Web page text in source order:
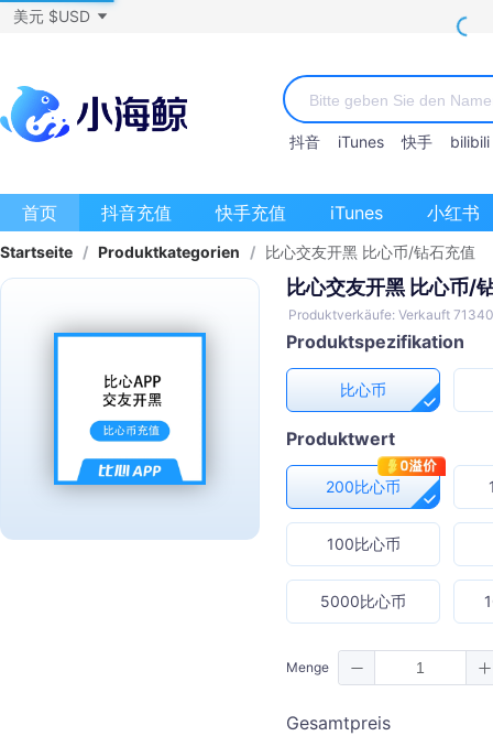
美元 $USD
抖音 iTunes 快手 bilibili
首页 抖音充值 快手充值 iTunes 小红书
Startseite / Produktkategorien / 比心交友开黑 比心币/钻石充值
比心交友开黑 比心币/
Produktverkäufe: Verkauft 71340
Produktspezifikation
比心币
Produktwert
200比心币
100比心币
5000比心币
Menge
Gesamtpreis